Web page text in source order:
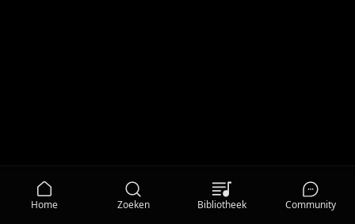
Home Zoeken Bibliotheek Community